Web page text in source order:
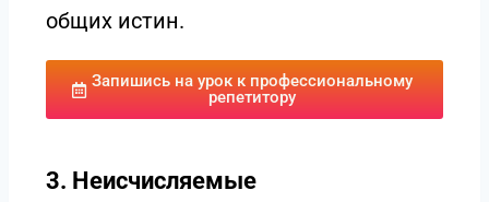
общих истин.
Запишись на урок к профессиональному
репетитору
3. Неисчисляемые